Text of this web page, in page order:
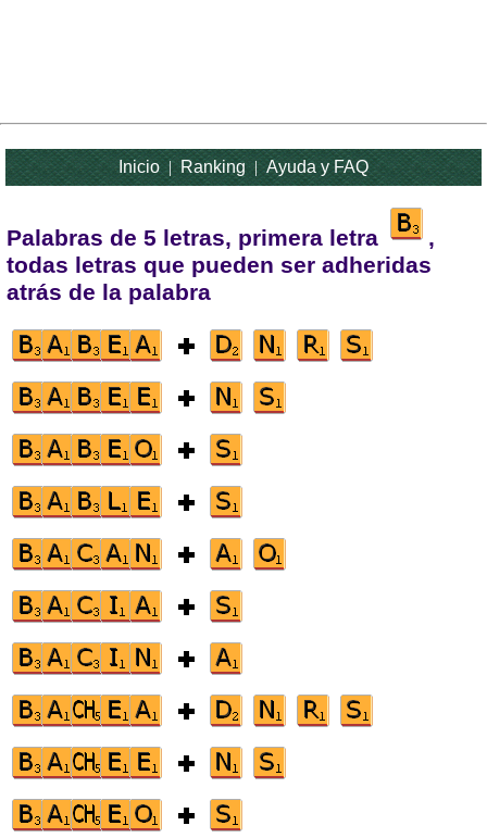
Inicio|Ranking|Ayuda y FAQ
Palabras de 5 letras, primera letra
,
todas letras que pueden ser adheridas
atrás de la palabra